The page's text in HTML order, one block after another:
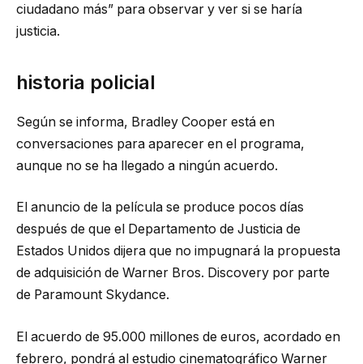
ciudadano más” para observar y ver si se haría
justicia.
historia policial
Según se informa, Bradley Cooper está en
conversaciones para aparecer en el programa,
aunque no se ha llegado a ningún acuerdo.
El anuncio de la película se produce pocos días
después de que el Departamento de Justicia de
Estados Unidos dijera que no impugnará la propuesta
de adquisición de Warner Bros. Discovery por parte
de Paramount Skydance.
El acuerdo de 95.000 millones de euros, acordado en
febrero, pondrá al estudio cinematográfico Warner